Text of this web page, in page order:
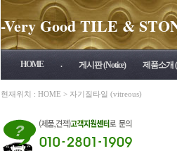
-Very Good TILE &
HOME . 게시판 (Notice) 제품소개
현재위치 : HOME > 자기질타일 (vitreous)